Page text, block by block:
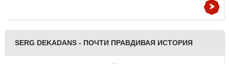
SERG DEKADANS - ПОЧТИ ПРАВДИВАЯ ИСТОРИЯ